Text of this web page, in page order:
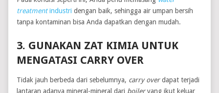
treatmentindustri dengan baik, sehingga air umpan bersih
tanpa kontaminan bisa Anda dapatkan dengan mudah.
3. GUNAKAN ZAT KIMIA UNTUK
MENGATASI CARRY OVER
Tidak jauh berbeda dari sebelumnya, carry overdapat terjadi
lantaran adanya mineral-mineral dari boileryang ikut keluar